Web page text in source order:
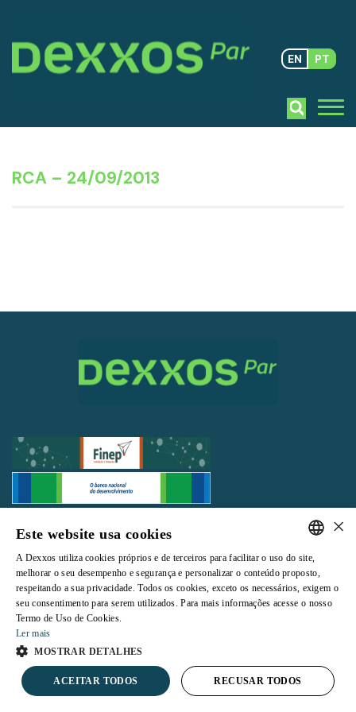
EN PT
RCA – 24/09/2013
Todos os direitos reservados | Termos e Condições de Uso
Política de
Privacidade
PORTUGUESE
ENGLISH
×
Este website usa cookies
A Dexxos utiliza cookies próprios e de terceiros para facilitar o uso do site,
melhorar o seu desempenho e segurança e personalizar o conteúdo proposto,
respeitando a sua privacidade. Todos os cookies, exceto os necessários, exigem o
seu consentimento para serem utilizados. Para mais informações acesse o nosso
Termo de Uso de Cookies.
Ler mais
MOSTRAR DETALHES
ACEITAR TODOS RECUSAR TODOS